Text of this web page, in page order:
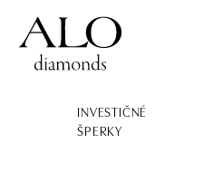
INVESTIČNÉ
ŠPERKY